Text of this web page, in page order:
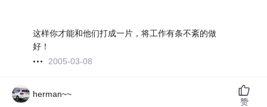
这样你才能和他们打成一片，将工作有条不紊的做
好！
2005-03-08
herman~~
赞